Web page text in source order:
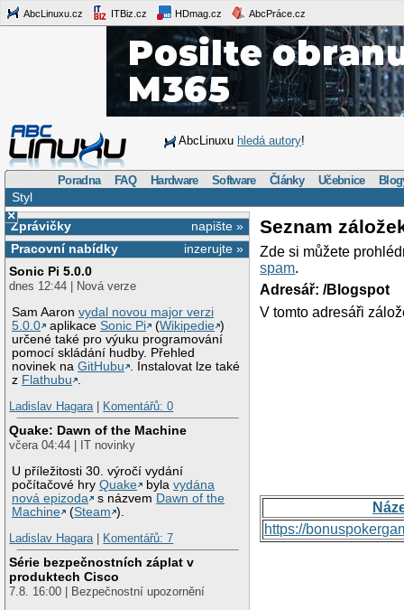
AbcLinuxu.cz ITBiz.cz HDmag.cz AbcPráce.cz
AbcLinuxu hledá autory!
Poradna FAQ Hardware Software Články Učebnice
Styl
×
napište »
Zprávičky
inzerujte »
Pracovní nabídky
Sonic Pi 5.0.0
dnes 12:44 | Nová verze
Sam Aaronvydal novou major verzi
5.0.0
aplikaceSonic Pi (Wikipedie )
určené také pro výuku programování
pomocí skládání hudby. Přehled
novinek naGitHubu
. Instalovat lze také
z Flathubu
Ladislav Hagara| Komentářů: 0
Quake: Dawn of the Machine
včera 04:44 | IT novinky
U příležitosti 30. výročí vydání
počítačové hryQuake bylavydána
nová epizoda
s názvem Dawn of the
Machine
(Steam ).
Ladislav Hagara| Komentářů: 7
Série bezpečnostních záplat v
produktech Cisco
7.8. 16:00 | Bezpečnostní upozornění
Seznam
Zde si můžete
spam.
Adresář: /Blogspot
V tomto adresáři
https://